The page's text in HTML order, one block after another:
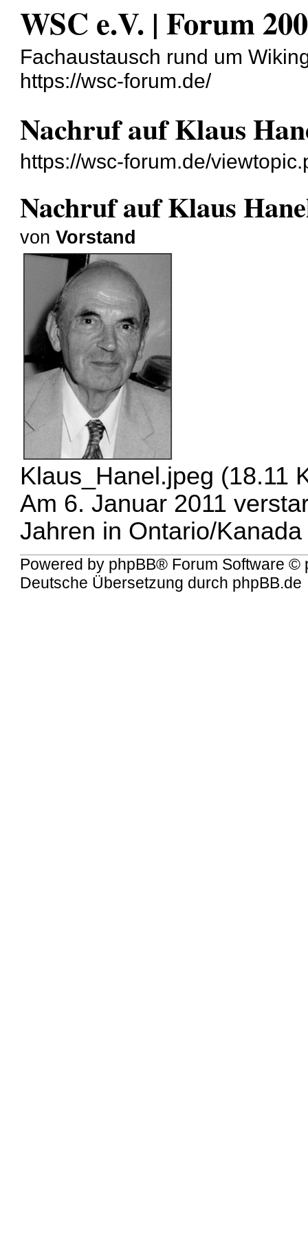
WSC e.V. | Forum
Fachaustausch rund um
https://wsc-forum.de/
Nachruf auf Klaus
https://wsc-forum.de/
Nachruf auf Klaus
vonVorstand
Klaus_Hanel.jpeg (18.11
Am 6. Januar 2011
Jahren in Ontario/Kanada
Powered by phpBB® Forum Software ©
Deutsche Übersetzung durch phpBB.de